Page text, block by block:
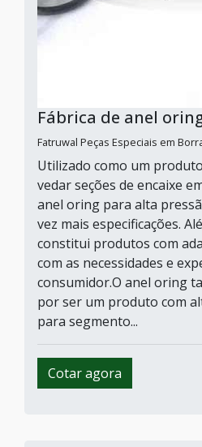
Fábrica de anel
Fatruwal Peças Especiais em
Utilizado como um
vedar seções de encaixe
anel oring para alta
vez mais especificações.
constitui produtos com
com as necessidades e
consumidor.O anel oring
por ser um produto com
para segmento...
Cotar agora